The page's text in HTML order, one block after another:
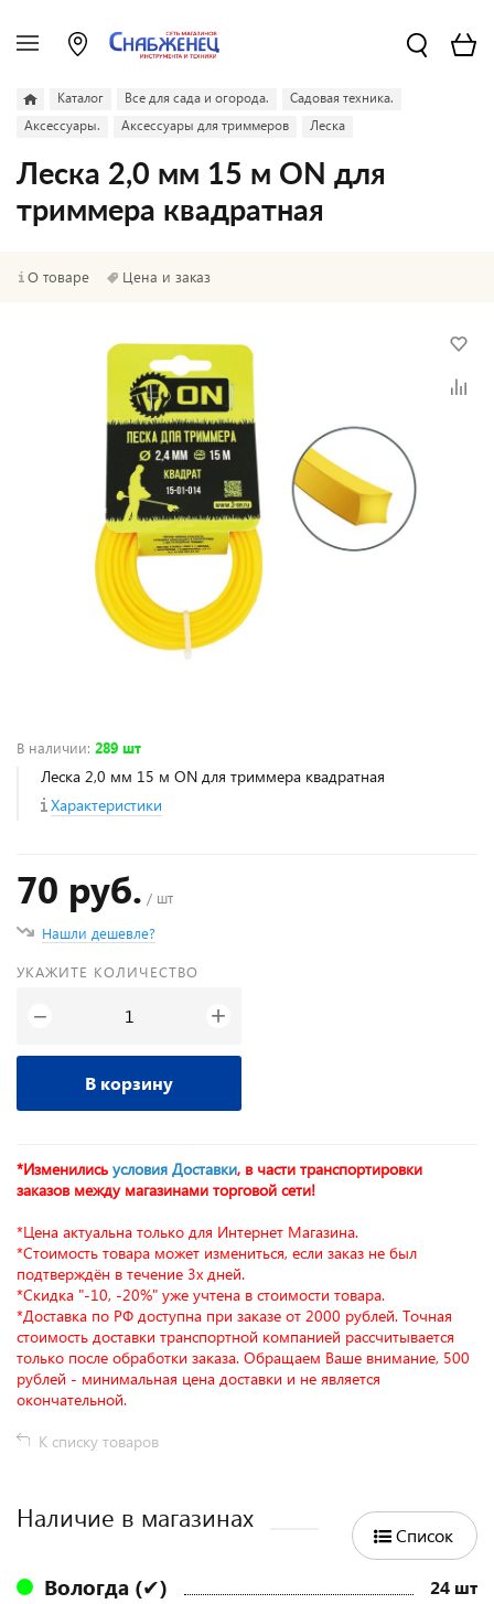
Каталог Все для сада и огорода.
Садовая техника.
Аксессуары.
Аксессуары для триммеров Леска
Леска 2,0 мм 15 м ON для
триммера квадратная
О товаре Цена и заказ
В наличии: 289 шт
Леска 2,0 мм 15 м ON для триммера квадратная
Характеристики
70 руб. / шт
Нашли дешевле?
УКАЖИТЕ КОЛИЧЕСТВО
− +
В корзину
*Изменились условия Доставки, в части транспортировки
заказов между магазинами торговой сети!
*Цена актуальна только для Интернет Магазина.
*Стоимость товара может измениться, если заказ не был
подтверждён в течение 3х дней.
*Скидка "-10, -20%" уже учтена в стоимости товара.
*Доставка по РФ доступна при заказе от 2000 рублей. Точная
стоимость доставки транспортной компанией рассчитывается
только после обработки заказа. Обращаем Ваше внимание, 500
рублей - минимальная цена доставки и не является
окончательной.
К списку товаров
Наличие в магазинах
Список
Вологда (✔) 24 шт